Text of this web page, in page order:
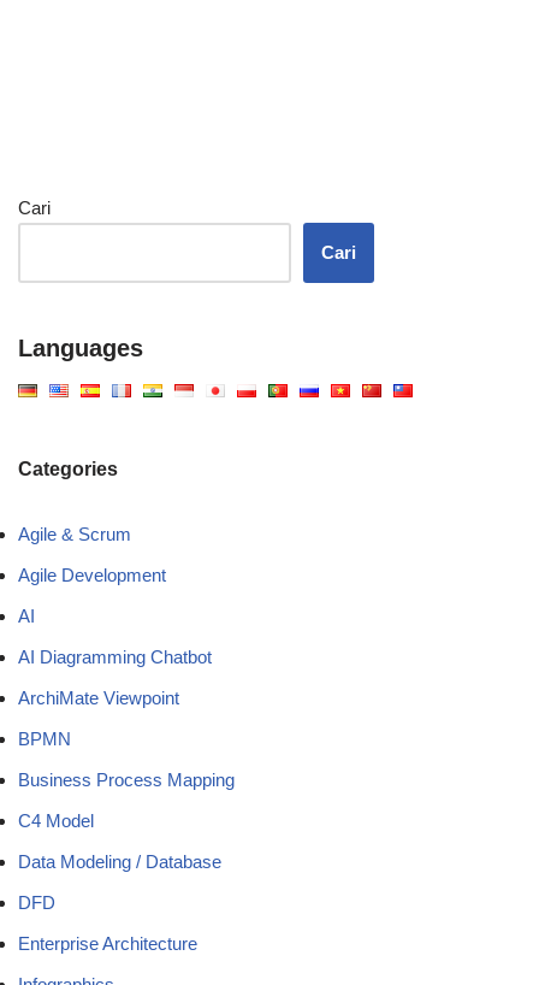
Cari
Cari
Languages
Categories
Agile & Scrum
Agile Development
AI
AI Diagramming Chatbot
ArchiMate Viewpoint
BPMN
Business Process Mapping
C4 Model
Data Modeling / Database
DFD
Enterprise Architecture